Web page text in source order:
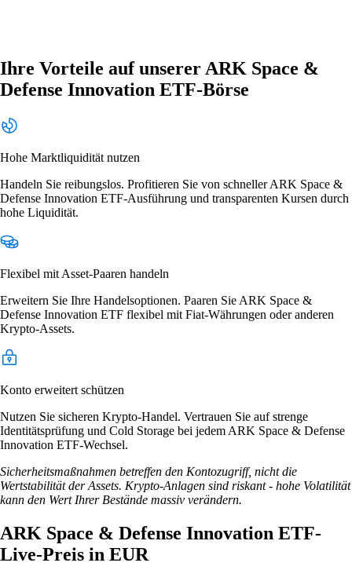
Ihre Vorteile auf unserer ARK Space &
Defense Innovation ETF-Börse
Hohe Marktliquidität nutzen
Handeln Sie reibungslos. Profitieren Sie von schneller ARK Space &
Defense Innovation ETF-Ausführung und transparenten Kursen durch
hohe Liquidität.
Flexibel mit Asset-Paaren handeln
Erweitern Sie Ihre Handelsoptionen. Paaren Sie ARK Space &
Defense Innovation ETF flexibel mit Fiat-Währungen oder anderen
Krypto-Assets.
Konto erweitert schützen
Nutzen Sie sicheren Krypto-Handel. Vertrauen Sie auf strenge
Identitätsprüfung und Cold Storage bei jedem ARK Space & Defense
Innovation ETF-Wechsel.
Sicherheitsmaßnahmen betreffen den Kontozugriff, nicht die
Wertstabilität der Assets. Krypto-Anlagen sind riskant - hohe Volatilität
kann den Wert Ihrer Bestände massiv verändern.
ARK Space & Defense Innovation ETF-
Live-Preis in EUR